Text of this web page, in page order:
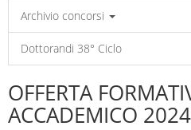
Archivio concorsi
Dottorandi 38° Ciclo
OFFERTA
ACCADEMICO